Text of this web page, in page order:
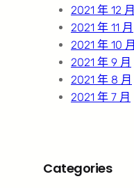
2021 年 12 月
2021 年 11 月
2021 年 10 月
2021 年 9 月
2021 年 8 月
2021 年 7 月
Categories